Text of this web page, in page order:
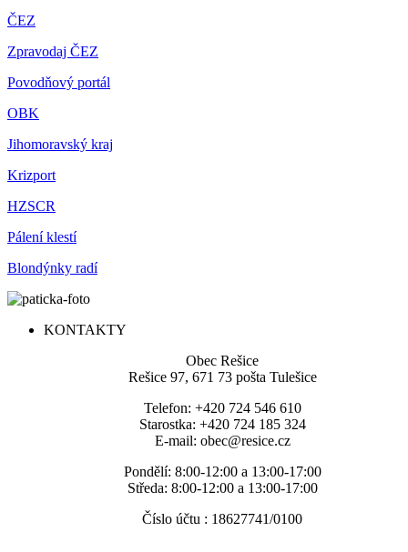
ČEZ
Zpravodaj ČEZ
Povodňový portál
OBK
Jihomoravský kraj
Krizport
HZSCR
Pálení klestí
Blondýnky radí
KONTAKTY
Obec Rešice
Rešice 97, 671 73 pošta Tulešice
Telefon: +420 724 546 610
Starostka: +420 724 185 324
E-mail: obec@resice.cz
Pondělí: 8:00-12:00 a 13:00-17:00
Středa: 8:00-12:00 a 13:00-17:00
Číslo účtu : 18627741/0100